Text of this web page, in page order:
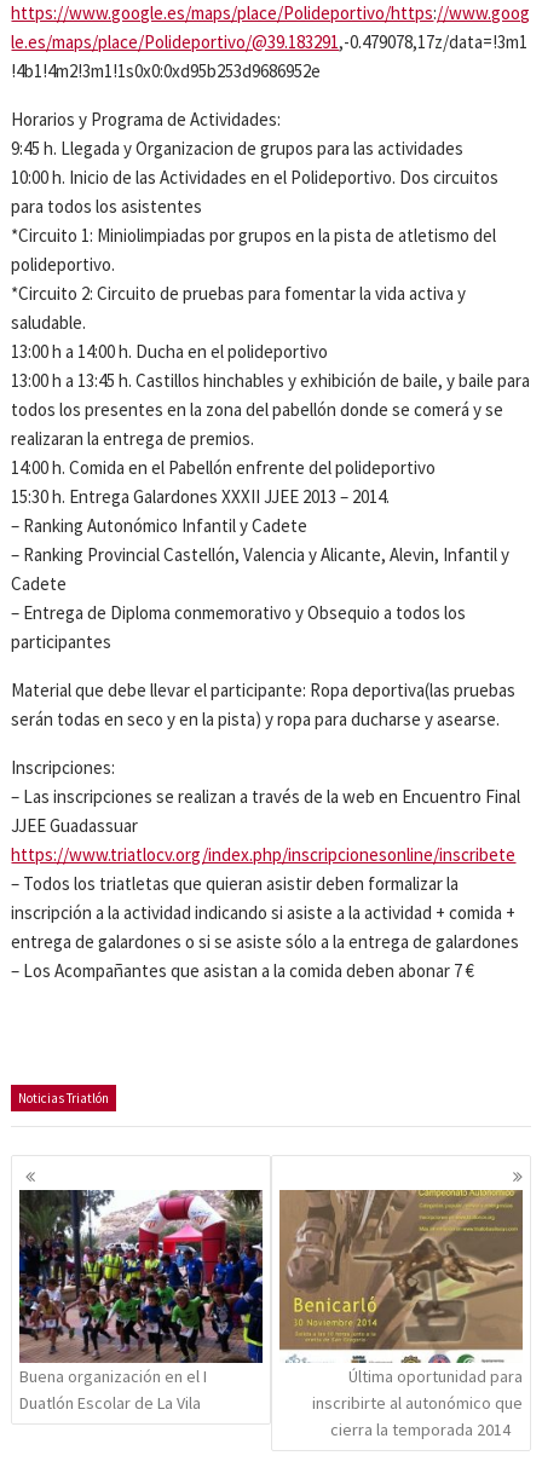
https://www.google.es/maps/place/Polideportivo/https://www.goog
le.es/maps/place/Polideportivo/@39.183291,-0.479078,17z/data=!3m1
!4b1!4m2!3m1!1s0x0:0xd95b253d9686952e
Horarios y Programa de Actividades:
9:45 h. Llegada y Organizacion de grupos para las actividades
10:00 h. Inicio de las Actividades en el Polideportivo. Dos circuitos
para todos los asistentes
*Circuito 1: Miniolimpiadas por grupos en la pista de atletismo del
polideportivo.
*Circuito 2: Circuito de pruebas para fomentar la vida activa y
saludable.
13:00 h a 14:00 h. Ducha en el polideportivo
13:00 h a 13:45 h. Castillos hinchables y exhibición de baile, y baile para
todos los presentes en la zona del pabellón donde se comerá y se
realizaran la entrega de premios.
14:00 h. Comida en el Pabellón enfrente del polideportivo
15:30 h. Entrega Galardones XXXII JJEE 2013 – 2014.
– Ranking Autonómico Infantil y Cadete
– Ranking Provincial Castellón, Valencia y Alicante, Alevin, Infantil y
Cadete
– Entrega de Diploma conmemorativo y Obsequio a todos los
participantes
Material que debe llevar el participante: Ropa deportiva(las pruebas
serán todas en seco y en la pista) y ropa para ducharse y asearse.
Inscripciones:
– Las inscripciones se realizan a través de la web en Encuentro Final
JJEE Guadassuar
https://www.triatlocv.org/index.php/inscripcionesonline/inscribete
– Todos los triatletas que quieran asistir deben formalizar la
inscripción a la actividad indicando si asiste a la actividad + comida +
entrega de galardones o si se asiste sólo a la entrega de galardones
– Los Acompañantes que asistan a la comida deben abonar 7 €
Noticias Triatlón
Navegación
de
entradas
Buena organización en el I
Duatlón Escolar de La Vila
Última oportunidad para
inscribirte al autonómico que
cierra la temporada 2014